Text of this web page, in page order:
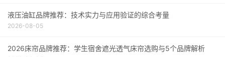
液压油缸品牌推荐：技术实力与应用验证的综合考量
2026-08-05
2026床帘品牌推荐：学生宿舍遮光透气床帘选购与5个品牌解析